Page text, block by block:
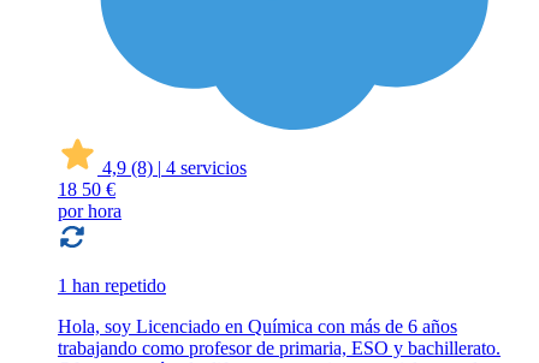
4,9 (8) | 4 servicios
18 50 €
por hora
1 han repetido
Hola, soy Licenciado en Química con más de 6 años
trabajando como profesor de primaria, ESO y bachillerato.